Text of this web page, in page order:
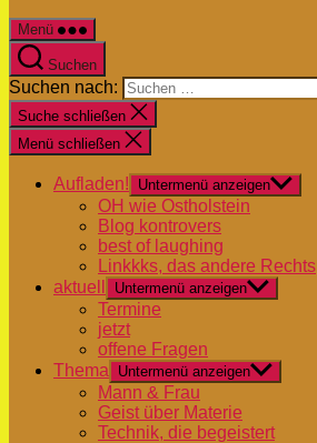
Menü
Suchen
Suchen nach:
Suche schließen
Menü schließen
Aufladen! Untermenü anzeigen
OH wie Ostholstein
Blog kontrovers
best of laughing
Linkkks, das andere Rechts
aktuell
Untermenü anzeigen
Termine
jetzt
offene Fragen
Thema
Untermenü anzeigen
Mann & Frau
Geist über Materie
Technik, die begeistert